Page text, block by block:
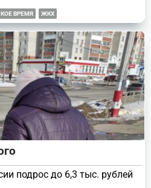
ВРЕМЯ ЖКХ
подрос до 6,3 тыс. рублей